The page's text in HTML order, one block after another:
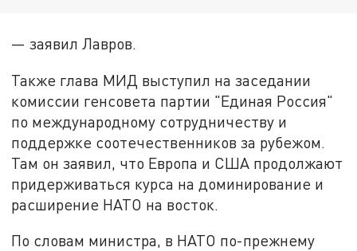
— заявил Лавров.
Также глава МИД выступил на заседании
комиссии генсовета партии "Единая Россия"
по международному сотрудничеству и
поддержке соотечественников за рубежом.
Там он заявил, что Европа и США продолжают
придерживаться курса на доминирование и
расширение НАТО на восток.
По словам министра, в НАТО по-прежнему